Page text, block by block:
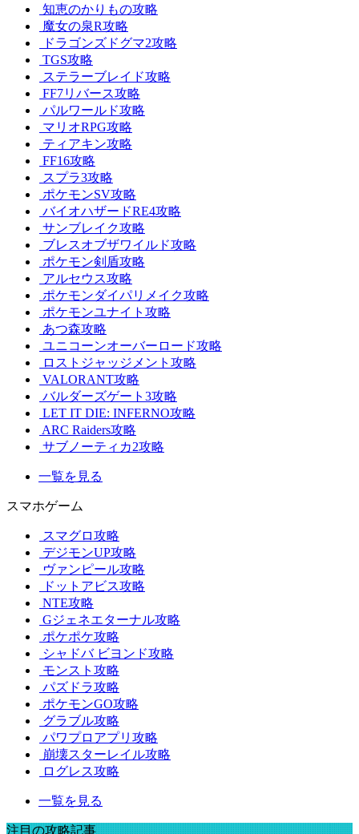
知恵のかりもの攻略
魔女の泉R攻略
ドラゴンズドグマ2攻略
TGS攻略
ステラーブレイド攻略
FF7リバース攻略
パルワールド攻略
マリオRPG攻略
ティアキン攻略
FF16攻略
スプラ3攻略
ポケモンSV攻略
バイオハザードRE4攻略
サンブレイク攻略
ブレスオブザワイルド攻略
ポケモン剣盾攻略
アルセウス攻略
ポケモンダイパリメイク攻略
ポケモンユナイト攻略
あつ森攻略
ユニコーンオーバーロード攻略
ロストジャッジメント攻略
VALORANT攻略
バルダーズゲート3攻略
LET IT DIE: INFERNO攻略
ARC Raiders攻略
サブノーティカ2攻略
一覧を見る
スマホゲーム
スマグロ攻略
デジモンUP攻略
ヴァンピール攻略
ドットアビス攻略
NTE攻略
Gジェネエターナル攻略
ポケポケ攻略
シャドバ ビヨンド攻略
モンスト攻略
パズドラ攻略
ポケモンGO攻略
グラブル攻略
パワプロアプリ攻略
崩壊スターレイル攻略
ログレス攻略
一覧を見る
注目の攻略記事